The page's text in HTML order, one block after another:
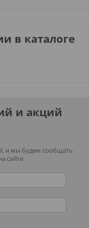
в каталоге
и акций
и мы будем сообщать
сайте